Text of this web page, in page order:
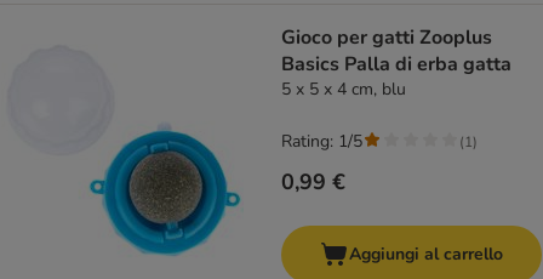
Gioco per gatti Zooplus
Basics Palla di erba gatta
5 x 5 x 4 cm, blu
0,99 €
Rating: 1/5 (1)
Aggiungi al carrello